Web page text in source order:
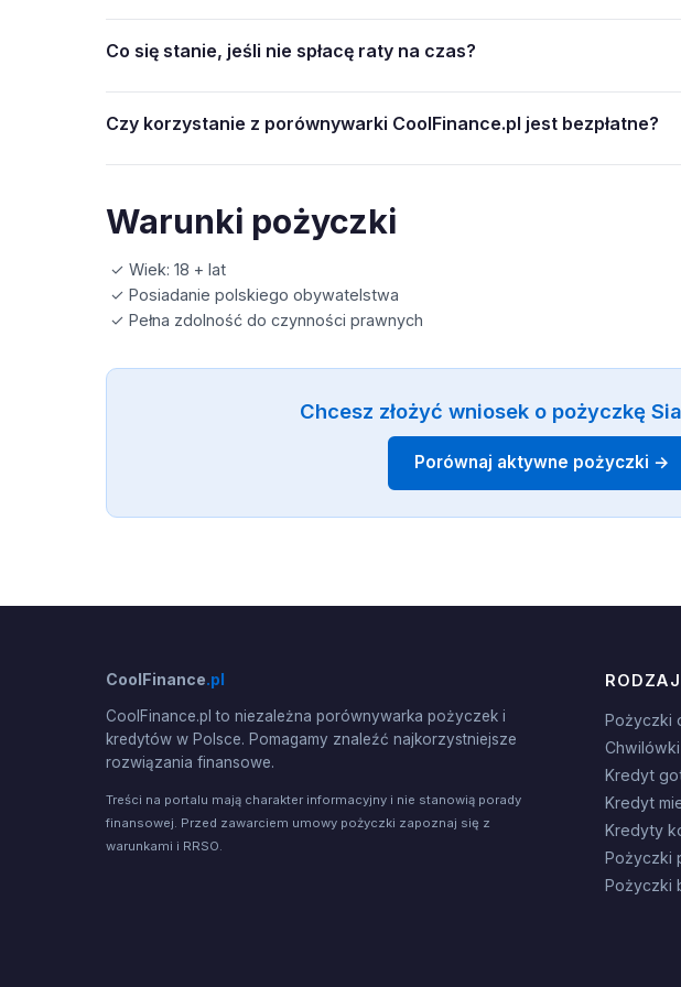
Co się stanie, jeśli nie spłacę raty na czas?
Czy korzystanie z porównywarki CoolFinance.pl jest bezpłatne?
Warunki pożyczki
✓ Wiek: 18 + lat
✓ Posiadanie polskiego obywatelstwa
✓ Pełna zdolność do czynności prawnych
Chcesz złożyć wniosek o pożyczkę
Porównaj aktywne pożyczki →
CoolFinance.pl
CoolFinance.pl to niezależna porównywarka pożyczek i
kredytów w Polsce. Pomagamy znaleźć najkorzystniejsze
rozwiązania finansowe.
Treści na portalu mają charakter informacyjny i nie stanowią porady
finansowej. Przed zawarciem umowy pożyczki zapoznaj się z
warunkami i RRSO.
Pożyczki
Chwilówki
Kredyt
Kredyt
Kredyty
Pożyczki
Pożyczki